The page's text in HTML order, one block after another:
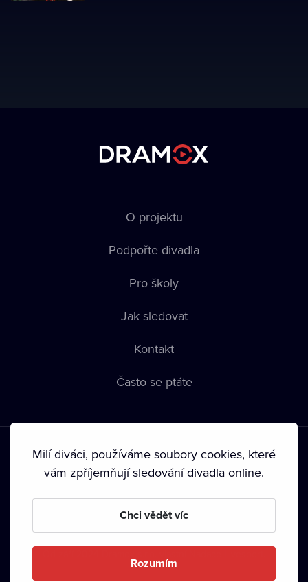
O projektu
Podpořte divadla
Pro školy
Jak sledovat
Kontakt
Často se ptáte
Podmínky používání • Ochrana soukromí • Zásady používání
• Autorská práva•
Milí diváci, používáme soubory cookies, které
vám zpříjemňují sledování divadla online.
Chci vědět víc
Rozumím